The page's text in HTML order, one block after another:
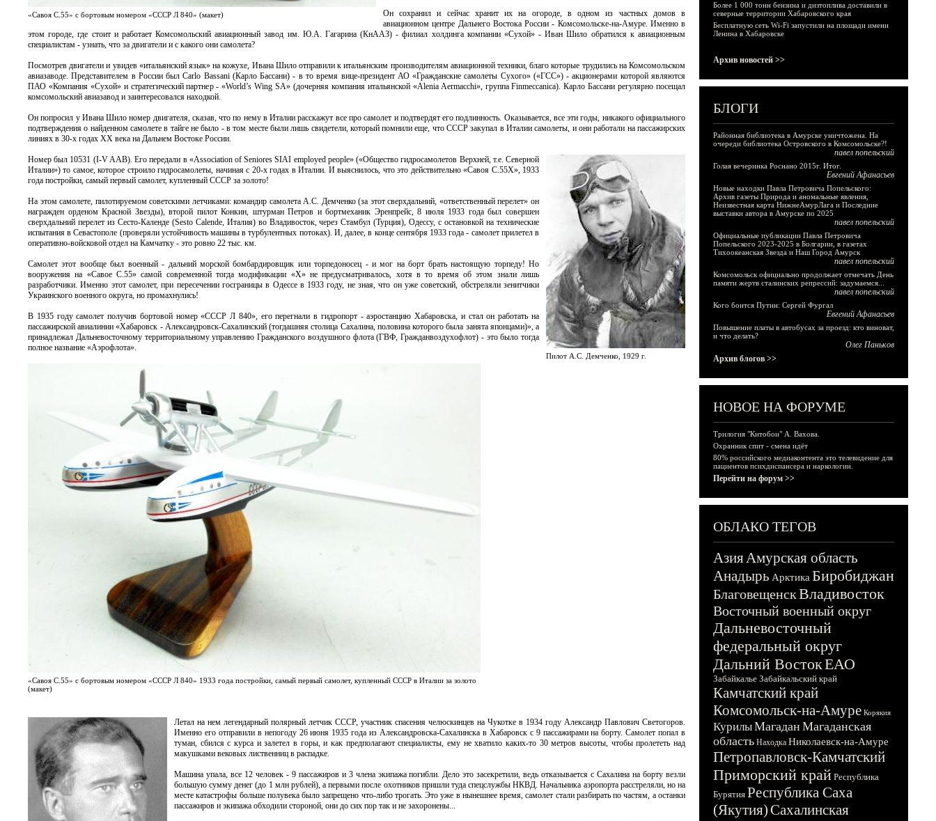
«Савоя С.55» с бортовым номером «СССР Л 840» (макет)
Он сохранил и сейчас хранит их на огороде, в одном из частных домов в
авиационном центре Дальнего Востока России - Комсомольске-на-Амуре. Именно в
этом городе, где стоит и работает Комсомольский авиационный завод им. Ю.А. Гагарина (КнААЗ) - филиал холдинга компании «Сухой» - Иван Шило обратился к авиационным
специалистам - узнать, что за двигатели и с какого они самолета?
Посмотрев двигатели и увидев «итальянский язык» на кожухе, Ивана Шило отправили к итальянским производителям авиационной техники, благо которые трудились на Комсомольском
авиазаводе. Представителем в России был Carlo Bassani (Карло Бассани) - в то время вице-президент АО «Гражданские самолеты Сухого» («ГСС») - акционерами которой являются
ПАО «Компания «Сухой» и стратегический партнер - «World’s Wing SA» (дочерняя компания итальянской «Alenia Aermacchi», группа Finmeccanica). Карло Бассани регулярно посещал
комсомольский авиазавод и заинтересовался находкой.
Он попросил у Ивана Шило номер двигателя, сказав, что по нему в Италии расскажут все про самолет и подтвердят его подлинность. Оказывается, все эти годы, никакого официального
подтверждения о найденном самолете в тайге не было - в том месте были лишь свидетели, который помнили еще, что СССР закупал в Италии самолеты, и они работали на пассажирских
линиях в 30-х годах XX века на Дальнем Востоке России.
Пилот А.С. Демченко, 1929 г.
Номер был 10531 (I-V AAB). Его передали в «Association of Seniores SIAI employed people» («Общество гидросамолетов Верхней, т.е. Северной
Италии») то самое, которое строило гидросамолеты, начиная с 20-х годах в Италии. И выяснилось, что это действительно «Савоя С.55Х», 1933
года постройки, самый первый самолет, купленный СССР за золото!
На этом самолете, пилотируемом советскими летчиками: командир самолета А.С. Демченко (за этот сверхдальний, «ответственный перелет» он
награжден орденом Красной Звезды), второй пилот Конкин, штурман Петров и бортмеханик Эренпрейс, 8 июля 1933 года был совершен
сверхдальний перелет из Сесто-Календе (Sesto Calende, Италия) во Владивосток, через Стамбул (Турция), Одессу, с остановкой на технические
испытания в Севастополе (проверяли устойчивость машины в турбулентных потоках). И, далее, в конце сентября 1933 года - самолет прилетел в
оперативно-войсковой отдел на Камчатку - это ровно 22 тыс. км.
Самолет этот вообще был военный - дальний морской бомбардировщик или торпедоносец - и мог на борт брать настоящую торпеду! Но
вооружения на «Савое С.55» самой современной тогда модификации «X» не предусматривалось, хотя в то время об этом знали лишь
разработчики. Именно этот самолет, при пересечении госграницы в Одессе в 1933 году, не зная, что он уже советский, обстреляли зенитчики
Украинского военного округа, но промахнулись!
В 1935 году самолет получив бортовой номер «СССР Л 840», его перегнали в гидропорт - аэростанцию Хабаровска, и стал он работать на
пассажирской авиалинии «Хабаровск - Александровск-Сахалинский (тогдашняя столица Сахалина, половина которого была занята японцами)», а
принадлежал Дальневосточному территориальному управлению Гражданского воздушного флота (ГВФ, Гражданвоздухофлот) - это было тогда
полное название «Аэрофлота».
«Савоя С.55» с бортовым номером «СССР Л 840» 1933 года постройки, самый первый самолет, купленный СССР в Италии за золото
(макет)
Летал на нем легендарный полярный летчик СССР, участник спасения челюскинцев на Чукотке в 1934 году Александр Павлович Светогоров.
Именно его отправили в непогоду 26 июня 1935 года из Александровска-Сахалинска в Хабаровск с 9 пассажирами на борту. Самолет попал в
туман, сбился с курса и залетел в горы, и как предполагают специалисты, ему не хватило каких-то 30 метров высоты, чтобы пролететь над
макушками вековых лиственниц в распадке.
Машина упала, все 12 человек - 9 пассажиров и 3 члена экипажа погибли. Дело это засекретили, ведь отказывается с Сахалина на борту везли
большую сумму денег (до 1 млн рублей), а первыми после охотников пришли туда спецслужбы НКВД. Начальника аэропорта расстреляли, но на
месте катастрофы больше полувека было запрещено что-либо трогать. Это уже в нынешнее время, самолет стали разбирать по частям, а останки
пассажиров и экипажа обходили стороной, они до сих пор так и не захоронены...
Более 1 000 тонн бензина и дизтоплива доставили в
северные территории Хабаровского края
Бесплатную сеть Wi-Fi запустили на площади имени
Ленина в Хабаровске
Архив новостей >>
БЛОГИ
Районная библиотека в Амурске уничтожена. На
очереди библиотека Островского в Комсомольске?!
павел попельский
Голая вечеринка Роснано 2015г. Итог.
Евгений Афанасьев
Новые находки Павла Петровича Попельского:
Архив газеты Природа и аномальные явления,
Неизвестная карта НижнеАмурЛага и Последние
выставки автора в Амурске по 2025
павел попельский
Официальные публикации Павла Петровича
Попельского 2023-2025 в Болгарии, в газетах
Тихоокеанская Звезда и Наш Город Амурск
павел попельский
Комсомольск официально продолжает отмечать День
памяти жертв сталинских репрессий: задумаемся...
павел попельский
Кого боится Путин: Сергей Фургал
Евгений Афанасьев
Повышение платы в автобусах за проезд: кто виноват,
и что делать?
Олег Паньков
Архив блогов >>
НОВОЕ НА ФОРУМЕ
Трилогия "Китобои" А. Вахова.
Охранник спит - смена идёт
80% российского медиаконтента это телевидение для
пациентов психдиспансера и наркологии.
Перейти на форум >>
ОБЛАКО ТЕГОВ
АзияАмурская область
Анадырь Арктика Биробиджан
БлаговещенскВладивосток
Восточный военный округ
Дальневосточный
федеральный округ
Дальний ВостокЕАО
Забайкалье Забайкальский край
Камчатский край
Комсомольск-на-Амуре Корякия
КурилыМагадан Магаданская
область Находка Николаевск-на-Амуре
Петропавловск-Камчатский
Приморский край Республика
Бурятия Республика Саха
(Якутия)Сахалинская